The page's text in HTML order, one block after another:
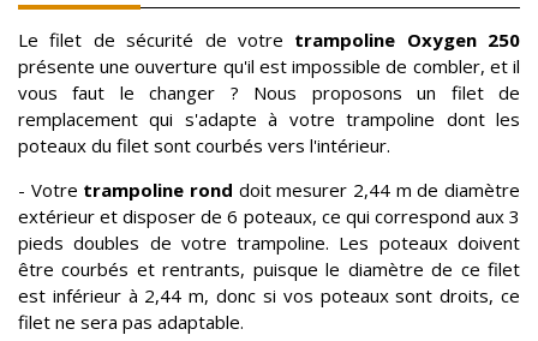
Le filet de sécurité de votre trampoline Oxygen 250
présente une ouverture qu'il est impossible de combler, et il
vous faut le changer ? Nous proposons un filet de
remplacement qui s'adapte à votre trampoline dont les
poteaux du filet sont courbés vers l'intérieur.
- Votre trampoline rond doit mesurer 2,44 m de diamètre
extérieur et disposer de 6 poteaux, ce qui correspond aux 3
pieds doubles de votre trampoline. Les poteaux doivent
être courbés et rentrants, puisque le diamètre de ce filet
est inférieur à 2,44 m, donc si vos poteaux sont droits, ce
filet ne sera pas adaptable.